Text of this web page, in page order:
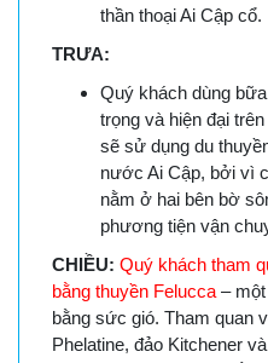
thần thoại Ai Cập cổ.
TRƯA:
Quý khách dùng
trọng và hiện đại
sẽ sử dụng du
nước Ai Cập, bởi vì
nằm ở hai bên bờ
phương tiện vận
CHIỀU: Quý khách tham
bằng thuyền Felucca –
bằng sức gió. Tham quan
Phelatine, đảo Kitchener